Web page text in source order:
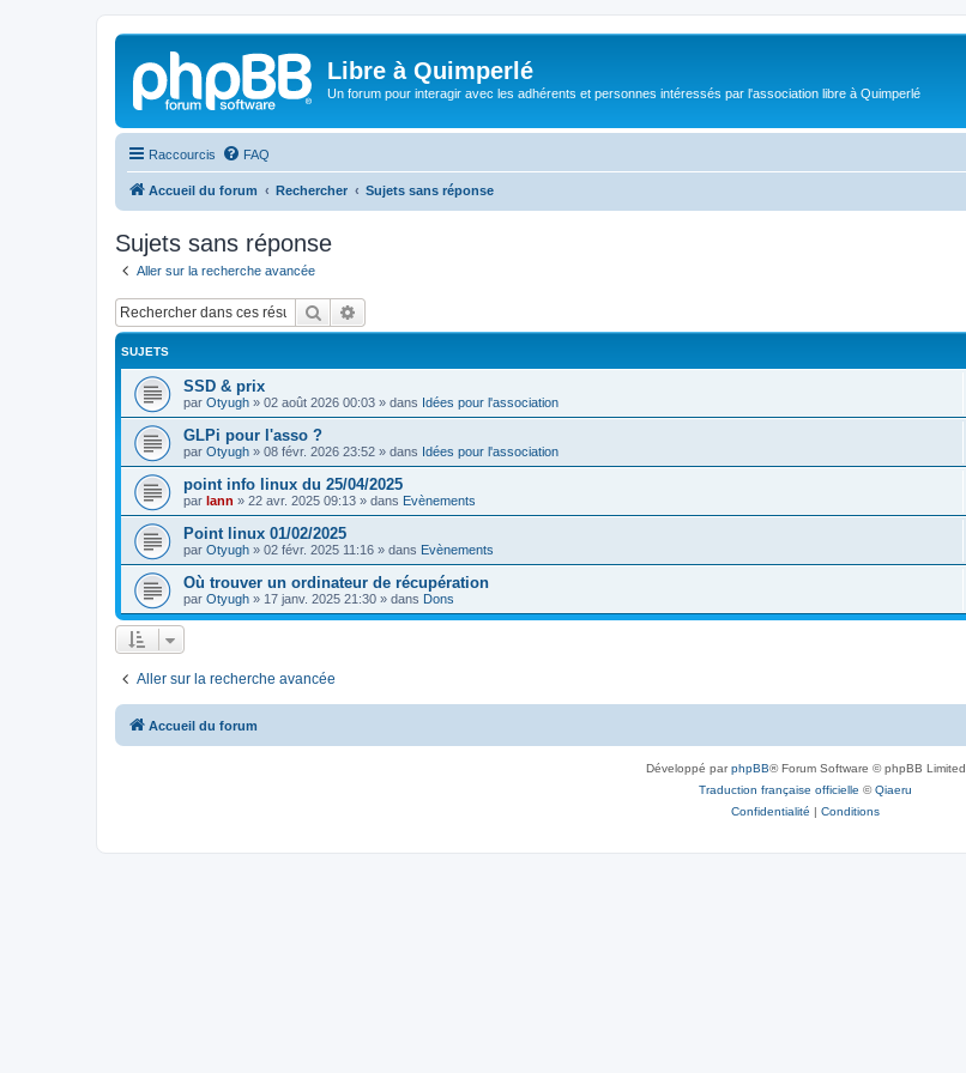
Libre à Quimperlé
Un forum pour interagir avec les adhérents et personnes intéressés par l'association libre à Quimperlé
Raccourcis FAQ
Accueil du forum Rechercher Sujets sans réponse
Sujets sans réponse
Aller sur la recherche avancée
Rechercher
SUJETS
SSD & prix
par Otyugh » 02 août 2026 00:03 » dans Idées pour l'association
GLPi pour l'asso ?
par Otyugh » 08 févr. 2026 23:52 » dans Idées pour l'association
point info linux du 25/04/2025
par lann » 22 avr. 2025 09:13 » dans Evènements
Point linux 01/02/2025
par Otyugh » 02 févr. 2025 11:16 » dans Evènements
Où trouver un ordinateur de récupération
par Otyugh » 17 janv. 2025 21:30 » dans Dons
Aller sur la recherche avancée
Accueil du forum
Développé parphpBB® Forum Software © phpBB Limited
Traduction française officielle ©Qiaeru
Confidentialité | Conditions